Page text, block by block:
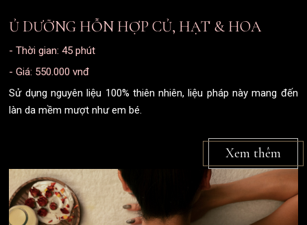
Ủ DƯỠNG HỖN HỢP CỦ, HẠT & HOA
- Thời gian: 45 phút
- Giá: 550.000 vnđ
Sử dụng nguyên liệu 100% thiên nhiên, liệu pháp này mang đến
làn da mềm mượt như em bé.
Xem thêm